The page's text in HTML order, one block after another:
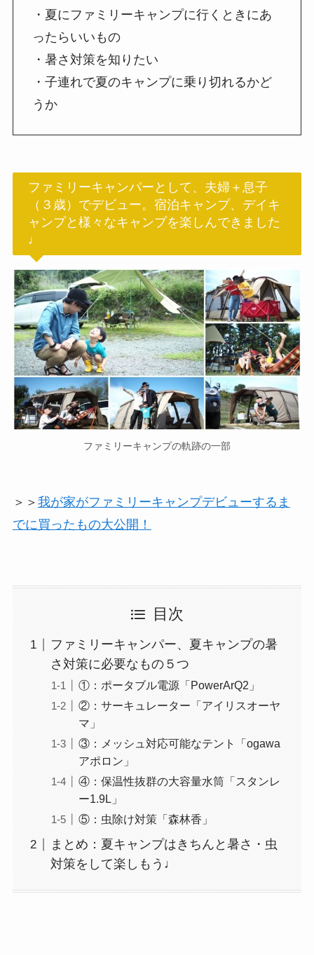
・夏にファミリーキャンプに行くときにあ
ったらいいもの
・暑さ対策を知りたい
・子連れで夏のキャンプに乗り切れるかど
うか
ファミリーキャンパーとして、夫婦＋息子
（３歳）でデビュー。宿泊キャンプ、デイキ
ャンプと様々なキャンプを楽しんできました
♩
ファミリーキャンプの軌跡の一部
＞＞ 我が家がファミリーキャンプデビューするま
でに買ったもの大公開！
目次
ファミリーキャンパー、夏キャンプの暑
さ対策に必要なもの５つ
①：ポータブル電源「PowerArQ2」
②：サーキュレーター「アイリスオーヤ
マ」
③：メッシュ対応可能なテント「ogawa
アポロン」
④：保温性抜群の大容量水筒「スタンレ
ー1.9L」
⑤：虫除け対策「森林香」
まとめ：夏キャンプはきちんと暑さ・虫
対策をして楽しもう♩